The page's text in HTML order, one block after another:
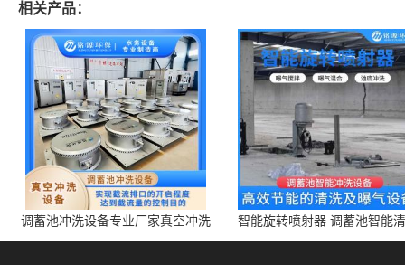
相关产品：
调蓄池冲洗设备专业厂家真空冲洗
装置厂家青岛铭源环保减少堵塞设
智能旋转喷射器 调蓄池智能
点对点面对面旋转清洗